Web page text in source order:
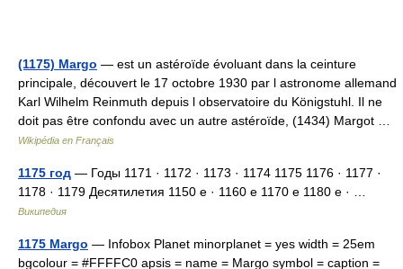
(1175) Margo — est un astéroïde évoluant dans la ceinture
principale, découvert le 17 octobre 1930 par l astronome allemand
Karl Wilhelm Reinmuth depuis l observatoire du Königstuhl. Il ne
doit pas être confondu avec un autre astéroïde, (1434) Margot …
Wikipédia en Français
1175 год — Годы 1171 · 1172 · 1173 · 1174 1175 1176 · 1177 ·
1178 · 1179 Десятилетия 1150 е · 1160 е 1170 е 1180 е · …
Википедия
1175 Margo — Infobox Planet minorplanet = yes width = 25em
bgcolour = #FFFFC0 apsis = name = Margo symbol = caption =